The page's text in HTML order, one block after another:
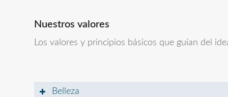
Nuestros valores
Los valores y principios básicos que guían del
Belleza